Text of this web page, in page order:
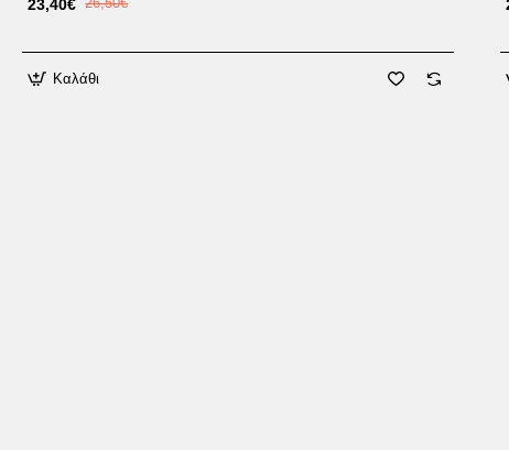
23,40€ 26,50€
Καλάθι